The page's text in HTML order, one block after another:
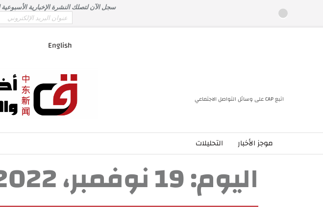
المحتوى
سجل الآن لتصلك النشرة الإخبارية الأسبوعية
Email
*
English
اتبع CAP على وسائل التواصل الاجتماعي
موجز الأخبار التحليلات
اليوم:19 نوفمبر، 2022